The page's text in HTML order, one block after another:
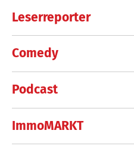
Leserreporter
Comedy
Podcast
ImmoMARKT